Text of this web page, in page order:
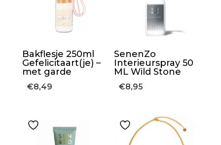
Bakflesje 250ml
Gefelicitaart(je) –
met garde
€8,49
SenenZo
Interieurspray 50
ML Wild Stone
€8,95